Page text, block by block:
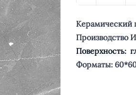
Керамический
Производство
Поверхность:
Форматы: